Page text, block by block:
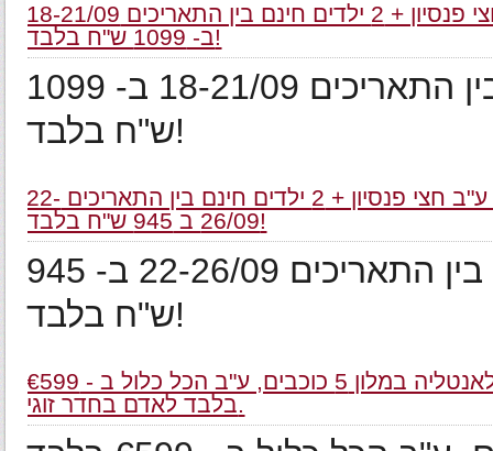
לילה ע"ב חצי פנסיון + 2 ילדים חינם בין התאריכים 18-21/09
ב- 1099 ש"ח בלבד!
לילה ע"ב חצי פנסיון + 2 ילדים חינם בין התאריכים 18-21/09 ב- 1099
ש"ח בלבד!
לילה ע"ב חצי פנסיון + 2 ילדים חינם בין התאריכים 22-
26/09 ב 945 ש"ח בלבד!
לילה ע"ב חצי פנסיון + 2 ילדים חינם בין התאריכים 22-26/09 ב- 945
ש"ח בלבד!
חבילת נופש לאנטליה במלון 5 כוכבים, ע"ב הכל כלול ב - €599
בלבד לאדם בחדר זוגי.